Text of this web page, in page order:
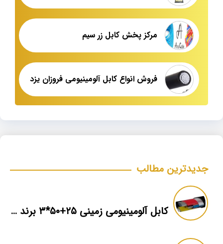
مرکز پخش کابل زر سیم
فروش انواع کابل آلومینیومی فروزان یزد
جدیدترین مطالب
کابل آلومینیومی زمینی ۲۵+۵۰*۳ برند ماهان